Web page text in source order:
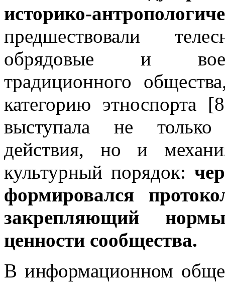
историко-
предшествовали
обрядовые и
традиционного
категорию этноспорта
выступала не только
действия, но и
культурный порядок:
формировался
закрепляющий
ценности сообщества.
В информационном